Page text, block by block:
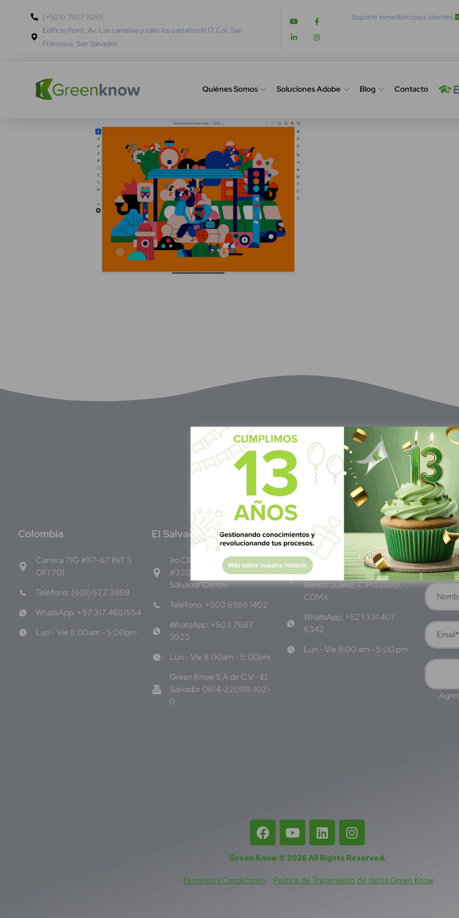
(+503) 7927 9259
Edificio Point, Av. Las camelias y calle los castaños N.17, Col. San
Francisco, San Salvador.
Soporte inmediato para clientes
Quiénes Somos Soluciones Adobe Blog Contacto
Colombia
Carrera 71G #117-67 INT 3
OFI 701
Teléfono: (601) 522 3869
WhatsApp: +57 317 4651554
Lun - Vie 8:00am - 5:00pm
El Salvador
1ro Cll Pte, y 61 Av Nte,
#3206, Local 9, San
Salvador Centro
Teléfono: +503 6986 1402
WhatsApp: +503 7687
3923
Lun - Vie 8:00am - 5:00pm
Green Know S.A de C.V - El
Salvador 0614-220118-102-
0
México
Calle Pitágoras 234, Col.
Narvarte Poniente, Alcaldía
Benito Juárez, C.P. 03020,
CDMX
WhatsApp: +52 1 331 407
6342
Lun - Vie 8:00 am - 5:00 pm
S
Green Know © 2026All Rights Reserved.
Términos y Condiciones Política de Tratamiento de datos Green Know